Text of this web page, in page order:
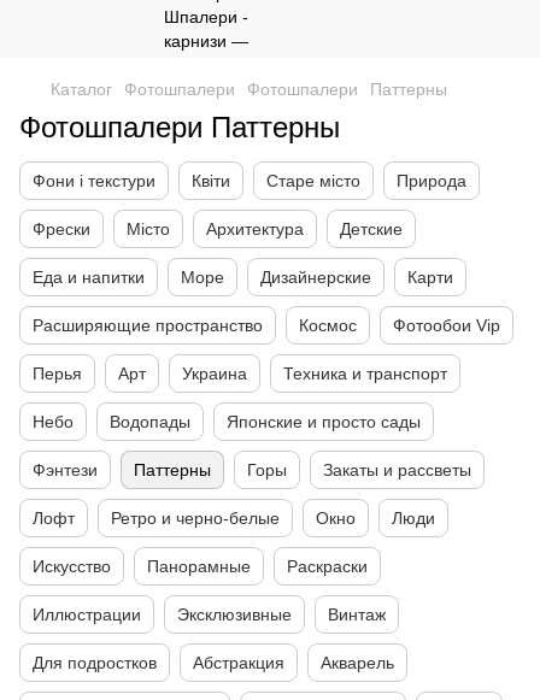
Каталог Фотошпалери Фотошпалери Паттерны
Фотошпалери Паттерны
Фони і текстури Квіти Старе місто Природа
Фрески Місто Архитектура Детские
Еда и напитки Море Дизайнерские Карти
Расширяющие пространство Космос Фотообои Vip
Перья Арт Украина Техника и транспорт
Небо Водопады Японские и просто сады
Фэнтези Паттерны Горы Закаты и рассветы
Лофт Ретро и черно-белые Окно Люди
Искусство Панорамные Раскраски
Иллюстрации Эксклюзивные Винтаж
Для подростков Абстракция Акварель